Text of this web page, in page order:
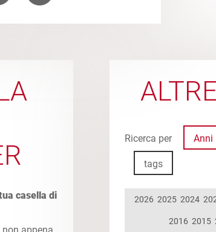
casella di
Ricerca per Anni
tags
2026 2025 2024
2016 2015